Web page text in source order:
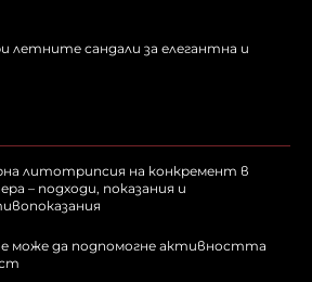
летните сандали за елегантна и
литотрипсия на конкремент в
– подходи, показания и
да подпомогне активността